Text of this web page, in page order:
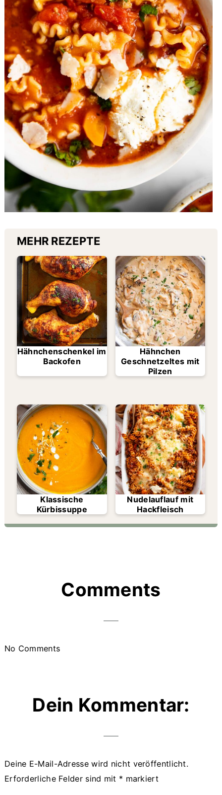
MEHR REZEPTE
Hähnchenschenkel im
Backofen
Hähnchen
Geschnetzeltes mit
Pilzen
Klassische
Kürbissuppe
Nudelauflauf mit
Hackfleisch
Comments
No Comments
Dein Kommentar:
Deine E-Mail-Adresse wird nicht veröffentlicht.
Erforderliche Felder sind mit * markiert